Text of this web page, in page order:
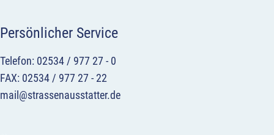
Persönlicher Service
Telefon: 02534 / 977 27 - 0
FAX: 02534 / 977 27 - 22
mail@strassenausstatter.de